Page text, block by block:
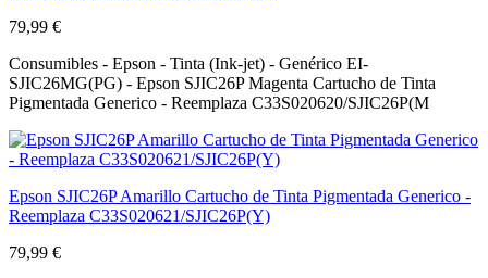
79,99 €
Consumibles - Epson - Tinta (Ink-jet) - Genérico EI-
SJIC26MG(PG) - Epson SJIC26P Magenta Cartucho de Tinta
Pigmentada Generico - Reemplaza C33S020620/SJIC26P(M
Epson SJIC26P Amarillo Cartucho de Tinta Pigmentada Generico -
Reemplaza C33S020621/SJIC26P(Y)
79,99 €